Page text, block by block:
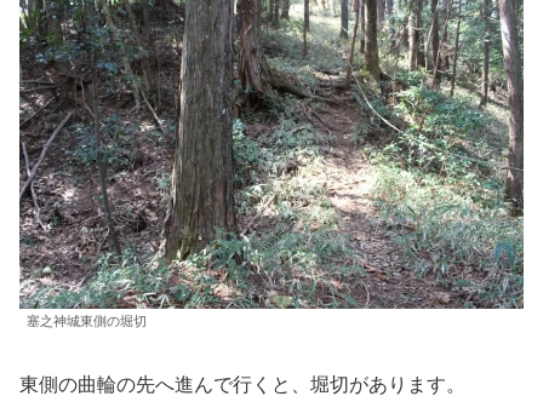
塞之神城東側の堀切
東側の曲輪の先へ進んで行くと、堀切があります。